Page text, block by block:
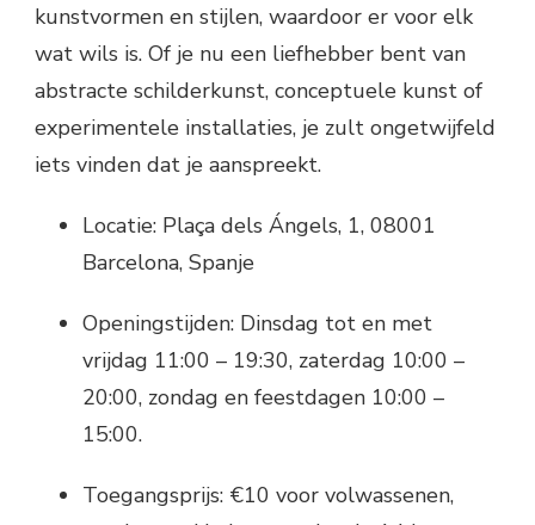
kunstvormen en stijlen, waardoor er voor elk
wat wils is. Of je nu een liefhebber bent van
abstracte schilderkunst, conceptuele kunst of
experimentele installaties, je zult ongetwijfeld
iets vinden dat je aanspreekt.
Locatie: Plaça dels Ángels, 1, 08001
Barcelona, Spanje
Openingstijden: Dinsdag tot en met
vrijdag 11:00 – 19:30, zaterdag 10:00 –
20:00, zondag en feestdagen 10:00 –
15:00.
Toegangsprijs: €10 voor volwassenen,